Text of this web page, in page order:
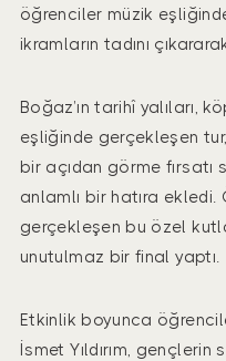
öğrenciler müzik
ikramların tadını
Boğaz’ın tarihî yalıları,
eşliğinde gerçekleşen
bir açıdan görme fırsatı
anlamlı bir hatıra
gerçekleşen bu özel
unutulmaz bir final yaptı.
Etkinlik boyunca
İsmet Yıldırım,